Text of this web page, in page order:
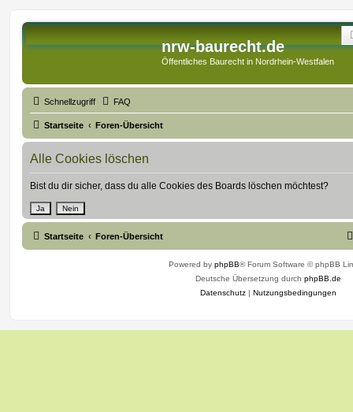
nrw-baurecht.de
Öffentliches Baurecht in Nordrhein-Westfalen
Schnellzugriff FAQ
Startseite Foren-Übersicht
Alle Cookies löschen
Bist du dir sicher, dass du alle Cookies des Boards löschen möchtest?
Startseite Foren-Übersicht
Powered by phpBB® Forum Software © phpBB
Deutsche Übersetzung durch phpBB.de
Datenschutz | Nutzungsbedingungen